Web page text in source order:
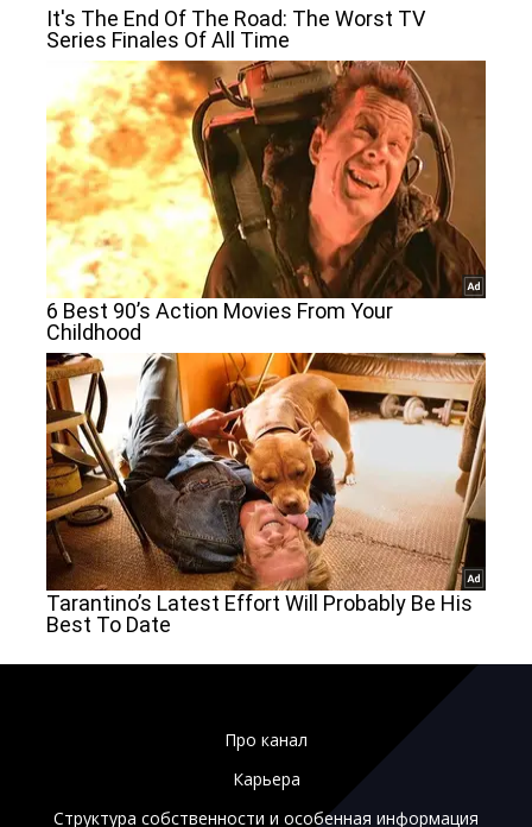
Про канал
Карьера
Структура собственности и особенная информация